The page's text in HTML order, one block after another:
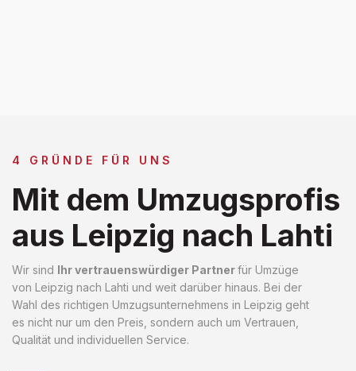
4 GRÜNDE FÜR UNS
Mit dem Umzugsprofis
aus Leipzig nach Lahti
Wir sind Ihr vertrauenswürdiger Partnerfür Umzüge
von Leipzig nach Lahti und weit darüber hinaus. Bei der
Wahl des richtigen Umzugsunternehmens in Leipzig geht
es nicht nur um den Preis, sondern auch um Vertrauen,
Qualität und individuellen Service.